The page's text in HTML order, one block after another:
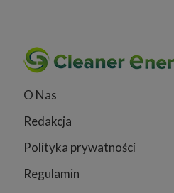
O Nas
Redakcja
Polityka prywatności
Regulamin